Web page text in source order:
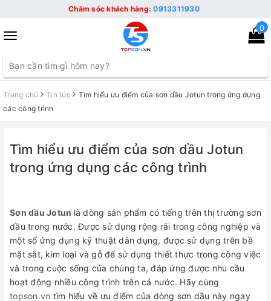
Chăm sóc khách hàng:0913311930
Toggle
0
Trang chủ Tin tức
Tìm hiểu ưu điểm của sơn dầu Jotun trong ứng dụng
các công trình
Tìm hiểu ưu điểm của sơn dầu Jotun
trong ứng dụng các công trình
Sơn dầu Jotun là dòng sản phẩm có tiếng trên thị trường sơn
dầu trong nước. Được sử dụng rộng rãi trong công nghiệp và
một số ứng dụng kỹ thuật dân dụng, được sử dụng trên bề
mặt sắt, kim loại và gỗ để sử dụng thiết thực trong công việc
và trong cuộc sống của chúng ta, đáp ứng được nhu cầu
hoạt động nhiều công trình trên cả nước. Hãy cùng
topson.vn tìm hiểu về ưu điểm của dòng sơn dầu này ngay